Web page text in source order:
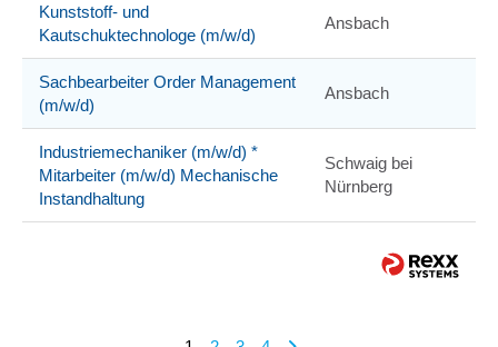
Kunststoff- und
Kautschuktechnologe (m/w/d)
Ansbach
Sachbearbeiter Order Management
(m/w/d)
Ansbach
Industriemechaniker (m/w/d) *
Mitarbeiter (m/w/d) Mechanische
Instandhaltung
Schwaig bei
Nürnberg